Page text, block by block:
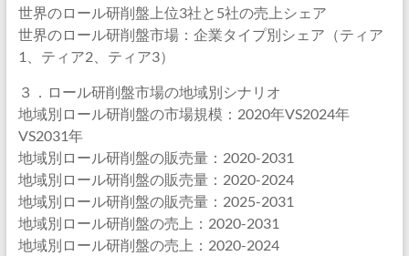
世界のロール研削盤上位3社と5社の売上シェア
世界のロール研削盤市場：企業タイプ別シェア（ティア
1、ティア2、ティア3）
３．ロール研削盤市場の地域別シナリオ
地域別ロール研削盤の市場規模：2020年VS2024年
VS2031年
地域別ロール研削盤の販売量：2020-2031
地域別ロール研削盤の販売量：2020-2024
地域別ロール研削盤の販売量：2025-2031
地域別ロール研削盤の売上：2020-2031
地域別ロール研削盤の売上：2020-2024